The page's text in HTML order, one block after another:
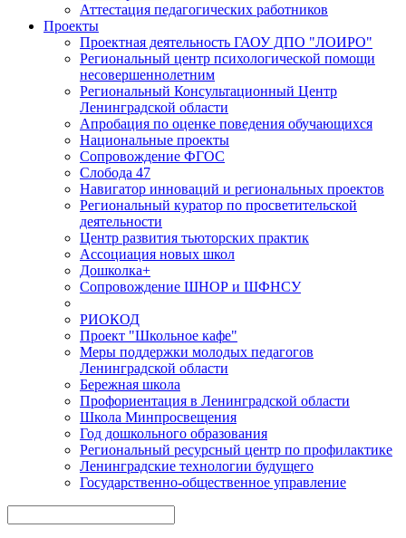
Аттестация педагогических работников
Проекты
Проектная деятельность ГАОУ ДПО "ЛОИРО"
Региональный центр психологической помощи
несовершеннолетним
Региональный Консультационный Центр
Ленинградской области
Апробация по оценке поведения обучающихся
Национальные проекты
Сопровождение ФГОС
Слобода 47
Навигатор инноваций и региональных проектов
Региональный куратор по просветительской
деятельности
Центр развития тьюторских практик
Ассоциация новых школ
Дошколка+
Сопровождение ШНОР и ШФНСУ
РИОКОД
Проект "Школьное кафе"
Меры поддержки молодых педагогов
Ленинградской области
Бережная школа
Профориентация в Ленинградской области
Школа Минпросвещения
Год дошкольного образования
Региональный ресурсный центр по профилактике
Ленинградские технологии будущего
Государственно-общественное управление